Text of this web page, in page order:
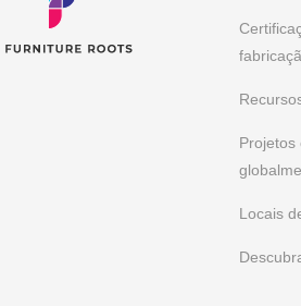
Projetos
Locais